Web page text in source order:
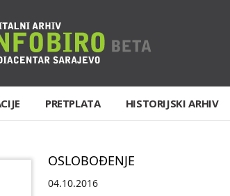
PRETPLATA HISTORIJSKI ARHIV
OSLOBOĐENJE
04.10.2016